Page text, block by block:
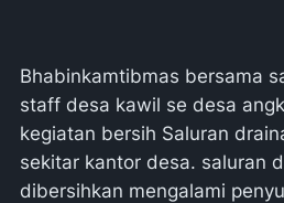
Bhabinkamtibmas bersama
staff desa kawil se desa
kegiatan bersih Saluran
sekitar kantor desa. saluran
dibersihkan mengalami